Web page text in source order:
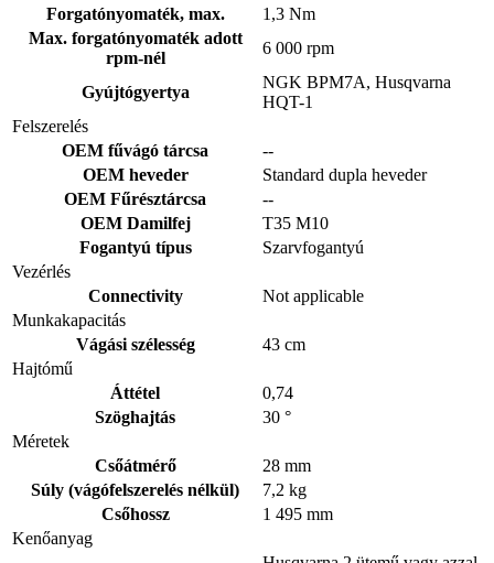
Forgatónyomaték, max.
1,3 Nm
Max. forgatónyomaték adott
rpm-nél
6 000 rpm
Gyújtógyertya
NGK BPM7A, Husqvarna
HQT-1
Felszerelés
OEM fűvágó tárcsa
--
OEM heveder
Standard dupla heveder
OEM Fűrésztárcsa
--
OEM Damilfej
T35 M10
Fogantyú típus
Szarvfogantyú
Vezérlés
Connectivity
Not applicable
Munkakapacitás
Vágási szélesség
43 cm
Hajtómű
Áttétel
0,74
Szöghajtás
30 °
Méretek
Csőátmérő
28 mm
Súly (vágófelszerelés nélkül)
7,2 kg
Csőhossz
1 495 mm
Kenőanyag